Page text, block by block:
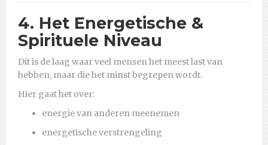
4. Het Energetische &
Spirituele Niveau
Dit is de laag waar veel mensen het meest last van
hebben, maar die het minst begrepen wordt.
Hier gaat het over:
energie van anderen meenemen
energetische verstrengeling